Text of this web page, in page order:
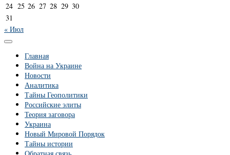
24 25 26 27 28 29 30
31
« Июл
Главная
Война на Украине
Новости
Аналитика
Тайны Геополитики
Российские элиты
Теория заговора
Украина
Новый Мировой Порядок
Тайны истории